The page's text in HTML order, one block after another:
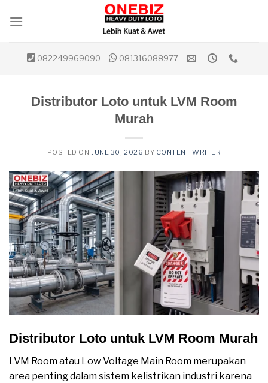
082249969090 081316088977
Distributor Loto untuk LVM Room
Murah
POSTED ON JUNE 30, 2026 BY CONTENT WRITER
Distributor Loto untuk LVM Room Murah
LVM Room atau Low Voltage Main Room merupakan
area penting dalam sistem kelistrikan industri karena